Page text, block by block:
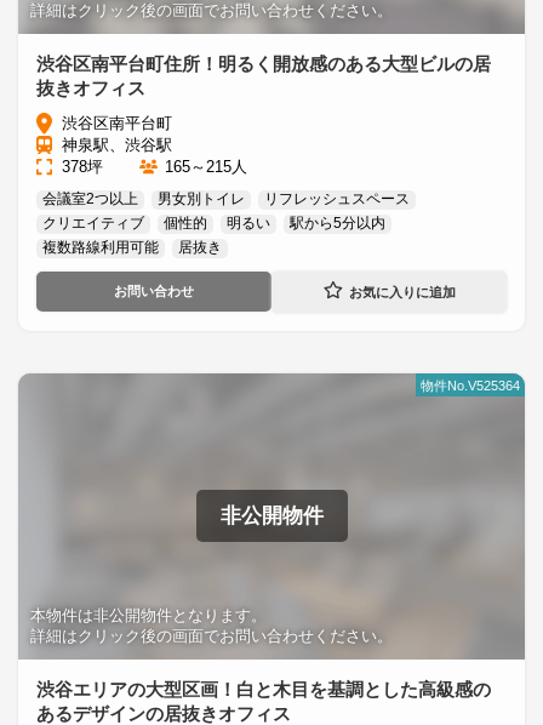
詳細はクリック後の画面でお問い合わせください。
渋谷区南平台町住所！明るく開放感のある大型ビルの居
抜きオフィス
渋谷区南平台町
神泉駅、渋谷駅
378坪
165～215人
会議室2つ以上 男女別トイレ
リフレッシュスペース
クリエイティブ
個性的 明るい
駅から5分以内
複数路線利用可能
居抜き
お問い合わせ
物件No.V525364
非公開物件
本物件は非公開物件となります。
詳細はクリック後の画面でお問い合わせください。
渋谷エリアの大型区画！白と木目を基調とした高級感の
あるデザインの居抜きオフィス